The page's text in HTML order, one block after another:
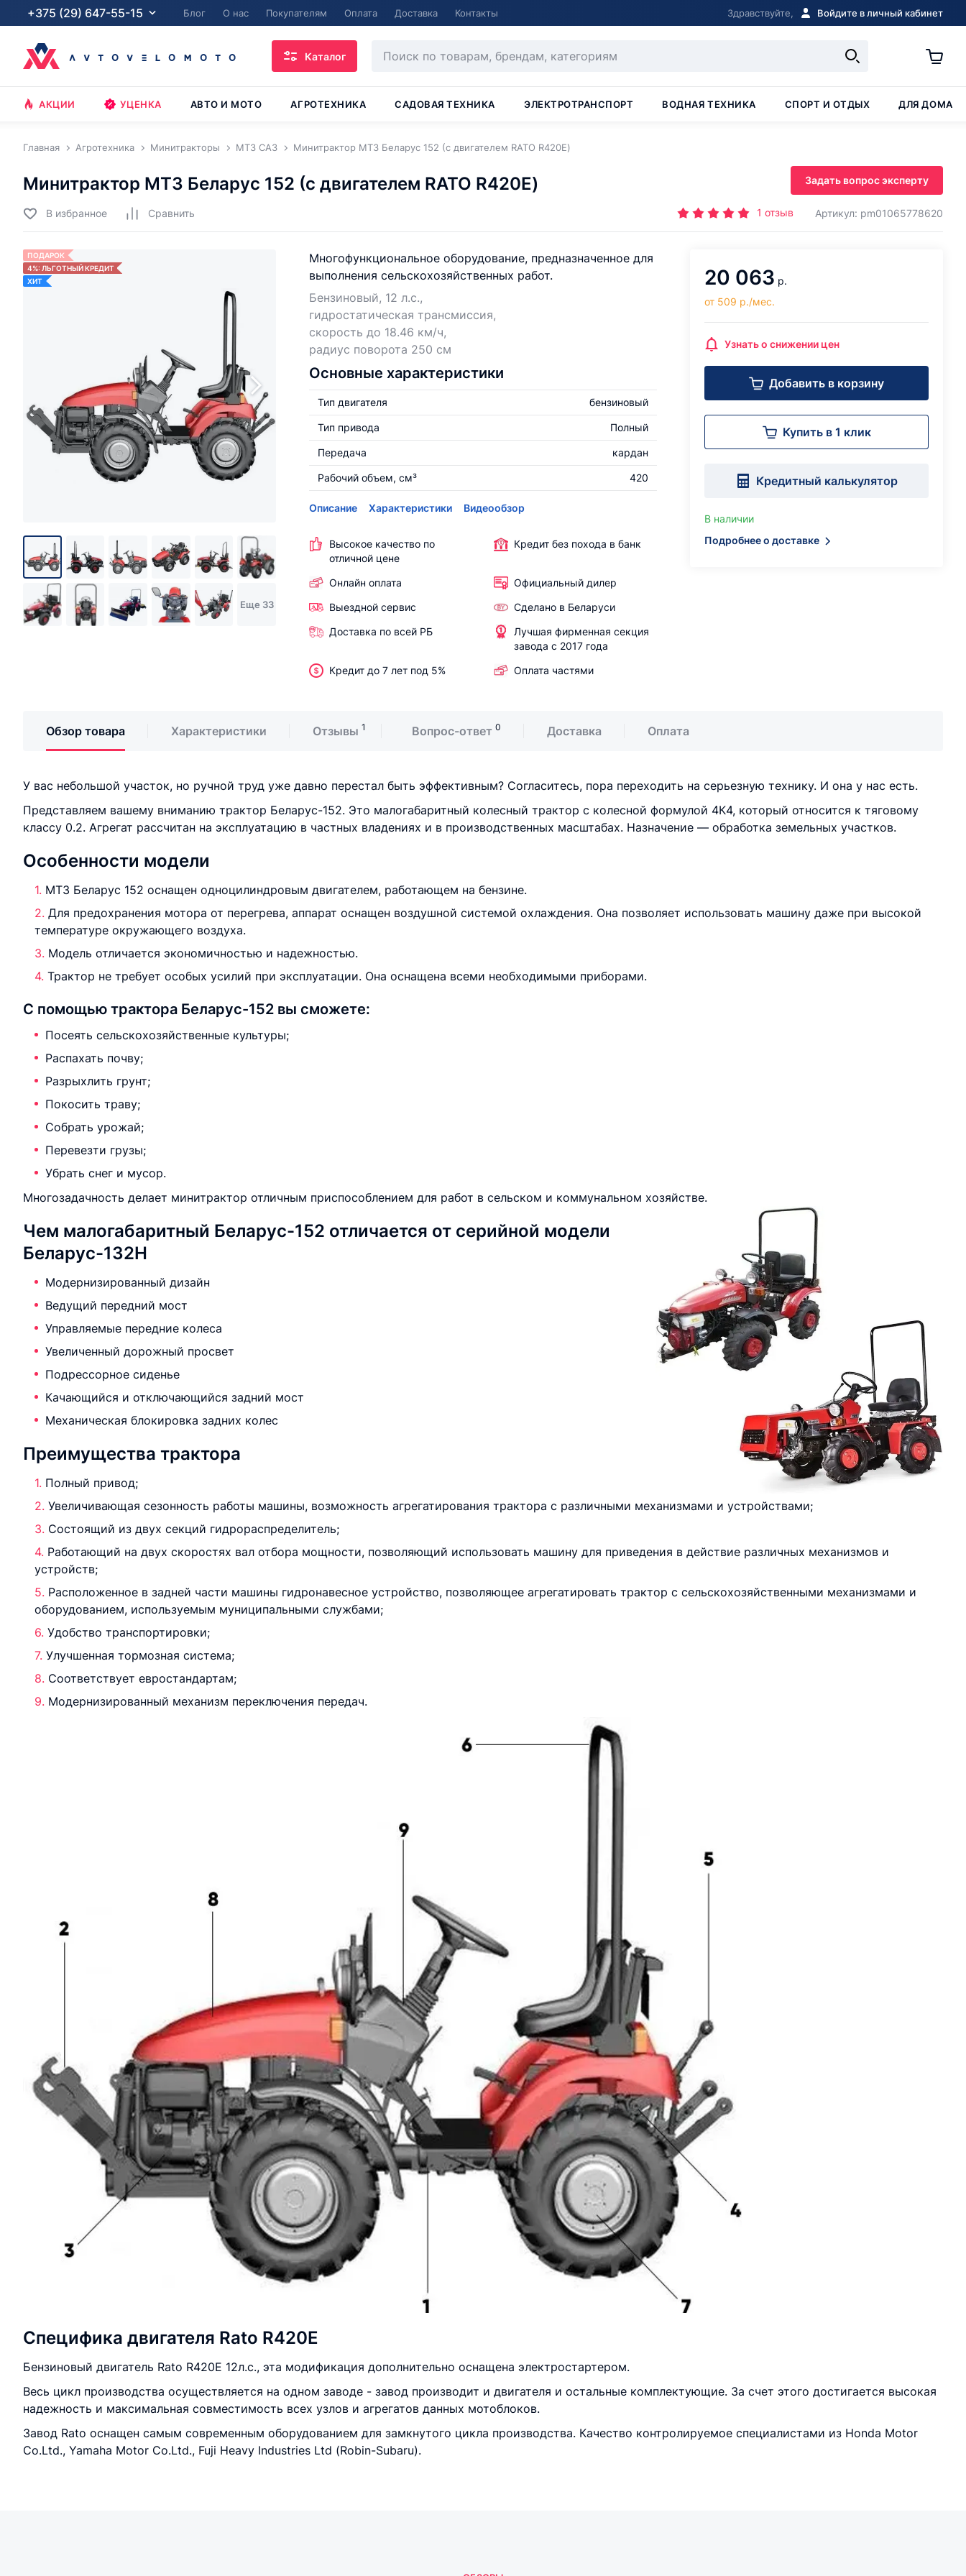
+375 (29) 647-55-15 Блог О нас Покупателям Оплата Доставка Контакты Здравствуйте, Войдите в личный кабинет
Каталог
АКЦИИ УЦЕНКА АВТО И МОТО АГРОТЕХНИКА САДОВАЯ ТЕХНИКА ЭЛЕКТРОТРАНСПОРТ ВОДНАЯ ТЕХНИКА СПОРТ И ОТДЫХ ДЛЯ ДОМА
Главная Агротехника Минитракторы МТЗ САЗ Минитрактор МТЗ Беларус 152 (c двигателем RATO R420E)
Минитрактор МТЗ Беларус 152 (c двигателем RATO R420E) Задать вопрос эксперту
В избранное Cравнить 1 отзыв Артикул: pm01065778620
ПОДАРОК
4%: ЛЬГОТНЫЙ КРЕДИТ
ХИТ
Еще 33
Многофункциональное оборудование, предназначенное для
выполнения сельскохозяйственных работ.
Бензиновый, 12 л.с.,
гидростатическая трансмиссия,
скорость до 18.46 км/ч,
радиус поворота 250 см
Основные характеристики
Тип двигателя бензиновый
Тип привода Полный
Передача кардан
Рабочий объем, см³ 420
Описание Характеристики Видеообзор
Высокое качество по
отличной цене
Кредит без похода в банк
Онлайн оплата
Официальный дилер
Выездной сервис
Сделано в Беларуси
Доставка по всей РБ
Лучшая фирменная секция
завода с 2017 года
Кредит до 7 лет под 5%
Оплата частями
20 063 р.
от 509 р./мес.
Узнать о снижении цен
Добавить в корзину
Купить в 1 клик
Кредитный калькулятор
В наличии
Подробнее о доставке
Обзор товара Характеристики Отзывы 1 Вопрос-ответ 0 Доставка Оплата
У вас небольшой участок, но ручной труд уже давно перестал быть эффективным? Согласитесь, пора переходить на серьезную технику. И она у нас есть.
Представляем вашему вниманию трактор Беларус-152. Это малогабаритный колесный трактор с колесной формулой 4К4, который относится к тяговому
классу 0.2. Агрегат рассчитан на эксплуатацию в частных владениях и в производственных масштабах. Назначение — обработка земельных участков.
Особенности модели
МТЗ Беларус 152 оснащен одноцилиндровым двигателем, работающем на бензине.
Для предохранения мотора от перегрева, аппарат оснащен воздушной системой охлаждения. Она позволяет использовать машину даже при высокой
температуре окружающего воздуха.
Модель отличается экономичностью и надежностью.
Трактор не требует особых усилий при эксплуатации. Она оснащена всеми необходимыми приборами.
С помощью трактора Беларус-152 вы сможете:
Посеять сельскохозяйственные культуры;
Распахать почву;
Разрыхлить грунт;
Покосить траву;
Собрать урожай;
Перевезти грузы;
Убрать снег и мусор.
Многозадачность делает минитрактор отличным приспособлением для работ в сельском и коммунальном хозяйстве.
Чем малогабаритный Беларус-152 отличается от серийной модели
Беларус-132Н
Модернизированный дизайн
Ведущий передний мост
Управляемые передние колеса
Увеличенный дорожный просвет
Подрессорное сиденье
Качающийся и отключающийся задний мост
Механическая блокировка задних колес
Преимущества трактора
Полный привод;
Увеличивающая сезонность работы машины, возможность агрегатирования трактора с различными механизмами и устройствами;
Состоящий из двух секций гидрораспределитель;
Работающий на двух скоростях вал отбора мощности, позволяющий использовать машину для приведения в действие различных механизмов и
устройств;
Расположенное в задней части машины гидронавесное устройство, позволяющее агрегатировать трактор с сельскохозяйственными механизмами и
оборудованием, используемым муниципальными службами;
Удобство транспортировки;
Улучшенная тормозная система;
Соответствует евростандартам;
Модернизированный механизм переключения передач.
Специфика двигателя Rato R420E
Бензиновый двигатель Rato R420E 12л.с., эта модификация дополнительно оснащена электростартером.
Весь цикл производства осуществляется на одном заводе - завод производит и двигателя и остальные комплектующие. За счет этого достигается высокая
надежность и максимальная совместимость всех узлов и агрегатов данных мотоблоков.
Завод Rato оснащен самым современным оборудованием для замкнутого цикла производства. Качество контролируемое специалистами из Honda Motor
Co.Ltd., Yamaha Motor Co.Ltd., Fuji Heavy Industries Ltd (Robin-Subaru).